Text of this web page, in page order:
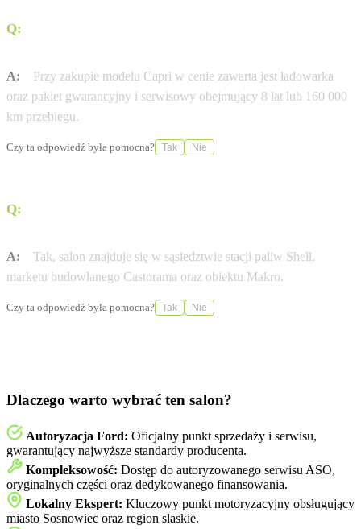
Q:
A:
Przy zakupie modelu Capri w cenie zawarta jest ładowarka
oraz pakiet gwarancyjny i serwisowy obejmujący 8 lat lub 160 000
km przebiegu.
Czy ta odpowiedź była pomocna? Tak Nie
Q:
A:
Tak, salon znajduje się w sąsiedztwie stacji paliw Shell,
marketu budowlanego Castorama oraz obiektu Makro.
Czy ta odpowiedź była pomocna? Tak Nie
Dlaczego warto wybrać ten salon?
Autoryzacja Ford: Oficjalny punkt sprzedaży i serwisu,
gwarantujący najwyższe standardy producenta.
Kompleksowość: Dostęp do autoryzowanego serwisu ASO,
oryginalnych części oraz dedykowanego finansowania.
Lokalny Ekspert: Kluczowy punkt motoryzacyjny obsługujący
miasto Sosnowiec oraz region slaskie.